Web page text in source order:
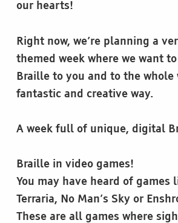
our hearts!
Right now, we’re planning a
themed week where we want
Braille to you and to the
fantastic and creative way.
A week full of unique, digital
Braille in video games!
You may have heard of games
Terraria, No Man’s Sky or
These are all games where